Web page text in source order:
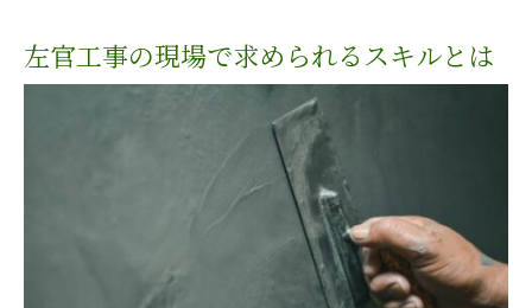
左官工事の現場で求められるスキルとは